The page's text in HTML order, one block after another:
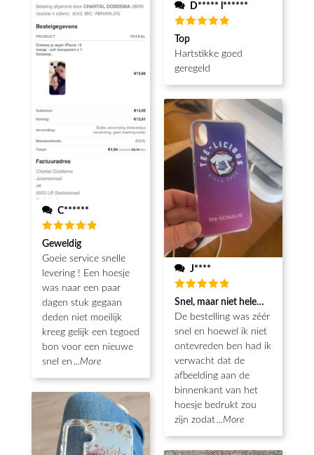
C******
Waardering
5uit 5
Geweldig
Goeie service snelle
levering ! Een hoesje
was naar een paar
dagen stuk gegaan
deden niet moeilijk
kreeg gelijk een tegoed
bon voor een nieuwe
snel en ...More
D***** l******
Waardering
5 uit 5
Top
Hartstikke goed
geregeld
J****
Waardering
5uit 5
Snel, maar niet helemaal als
De bestelling was zéér
snel en hoewel ik niet
ontevreden ben had ik
verwacht dat de
afbeelding aan de
binnenkant van het
hoesje bedrukt zou
zijn zodat ...More